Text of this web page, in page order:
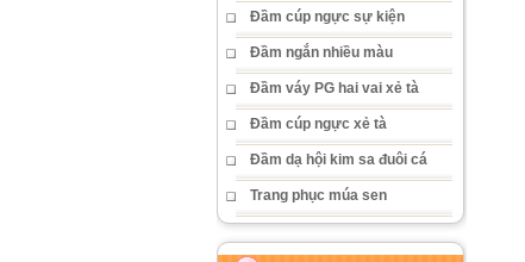
Đầm cúp ngực sự kiện
Đầm ngắn nhiều màu
Đầm váy PG hai vai xẻ tà
Đầm cúp ngực xẻ tà
Đầm dạ hội kim sa đuôi cá
Trang phục múa sen